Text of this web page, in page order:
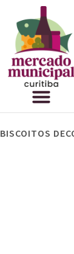
BISCOITOS